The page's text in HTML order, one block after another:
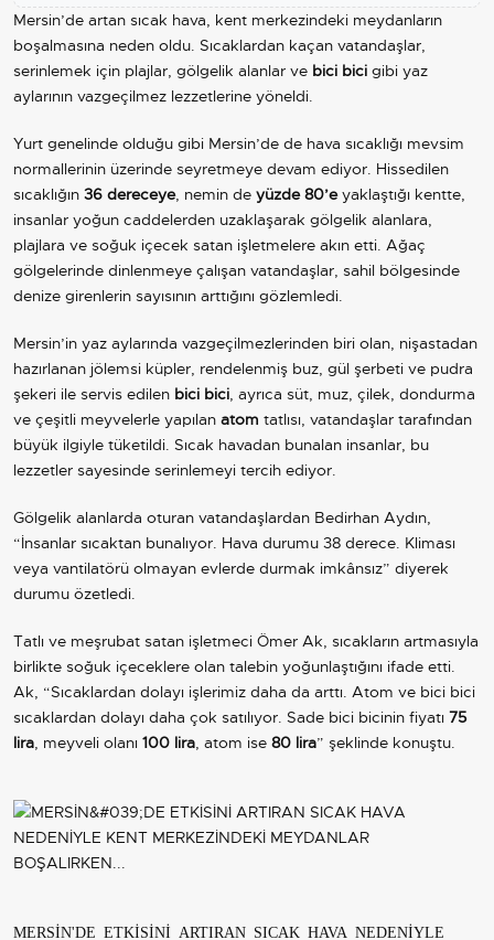
Mersin’de artan sıcak hava, kent merkezindeki meydanların
boşalmasına neden oldu. Sıcaklardan kaçan vatandaşlar,
serinlemek için plajlar, gölgelik alanlar ve bici bici gibi yaz
aylarının vazgeçilmez lezzetlerine yöneldi.
Yurt genelinde olduğu gibi Mersin’de de hava sıcaklığı mevsim
normallerinin üzerinde seyretmeye devam ediyor. Hissedilen
sıcaklığın 36 dereceye, nemin de yüzde 80’eyaklaştığı kentte,
insanlar yoğun caddelerden uzaklaşarak gölgelik alanlara,
plajlara ve soğuk içecek satan işletmelere akın etti. Ağaç
gölgelerinde dinlenmeye çalışan vatandaşlar, sahil bölgesinde
denize girenlerin sayısının arttığını gözlemledi.
Mersin’in yaz aylarında vazgeçilmezlerinden biri olan, nişastadan
hazırlanan jölemsi küpler, rendelenmiş buz, gül şerbeti ve pudra
şekeri ile servis edilen bici bici, ayrıca süt, muz, çilek, dondurma
ve çeşitli meyvelerle yapılan atom tatlısı, vatandaşlar tarafından
büyük ilgiyle tüketildi. Sıcak havadan bunalan insanlar, bu
lezzetler sayesinde serinlemeyi tercih ediyor.
Gölgelik alanlarda oturan vatandaşlardan Bedirhan Aydın,
“İnsanlar sıcaktan bunalıyor. Hava durumu 38 derece. Kliması
veya vantilatörü olmayan evlerde durmak imkânsız” diyerek
durumu özetledi.
Tatlı ve meşrubat satan işletmeci Ömer Ak, sıcakların artmasıyla
birlikte soğuk içeceklere olan talebin yoğunlaştığını ifade etti.
Ak, “Sıcaklardan dolayı işlerimiz daha da arttı. Atom ve bici bici
sıcaklardan dolayı daha çok satılıyor. Sade bici bicinin fiyatı 75
lira, meyveli olanı 100 lira, atom ise 80 lira” şeklinde konuştu.
MERSİN'DE ETKİSİNİ ARTIRAN SICAK HAVA NEDENİYLE